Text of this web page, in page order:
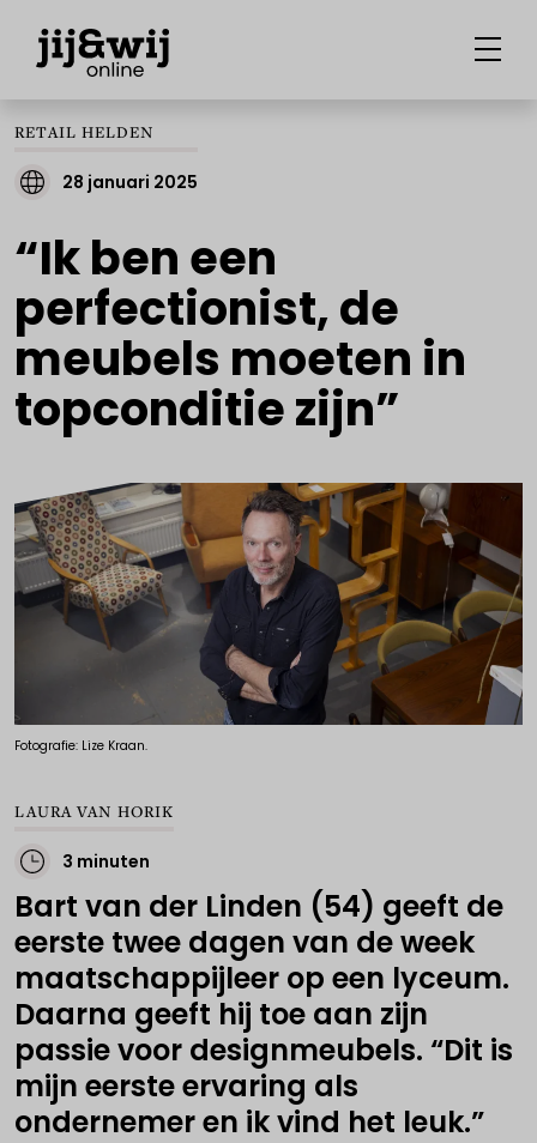
RETAIL HELDEN
28 januari 2025
“Ik ben een
perfectionist, de
meubels moeten in
topconditie zijn”
Fotografie: Lize Kraan.
LAURA VAN HORIK
3 minuten
Bart van der Linden (54) geeft de
eerste twee dagen van de week
maatschappijleer op een lyceum.
Daarna geeft hij toe aan zijn
passie voor designmeubels. “Dit is
mijn eerste ervaring als
ondernemer en ik vind het leuk.”